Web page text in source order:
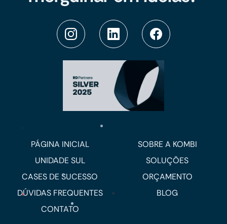
PÁGINA INICIAL
SOBRE A KOMBI
UNIDADE SUL
SOLUÇÕES
CASES DE SUCESSO
ORÇAMENTO
DÚVIDAS FREQUENTES
BLOG
CONTATO